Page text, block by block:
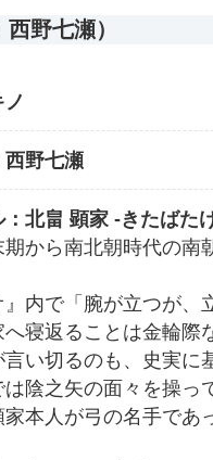
野七瀬）
西野七瀬
：北畠 顕家 -きたばた
から南北朝時代の南
』内で「腕が立つが、
寝返ることは金輪際
言い切るのも、史実に
陰之矢の面々を操っ
家本人が弓の名手であ